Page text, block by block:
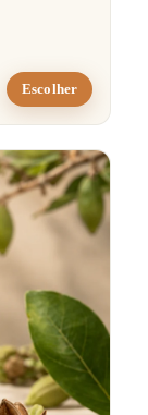
Escolher